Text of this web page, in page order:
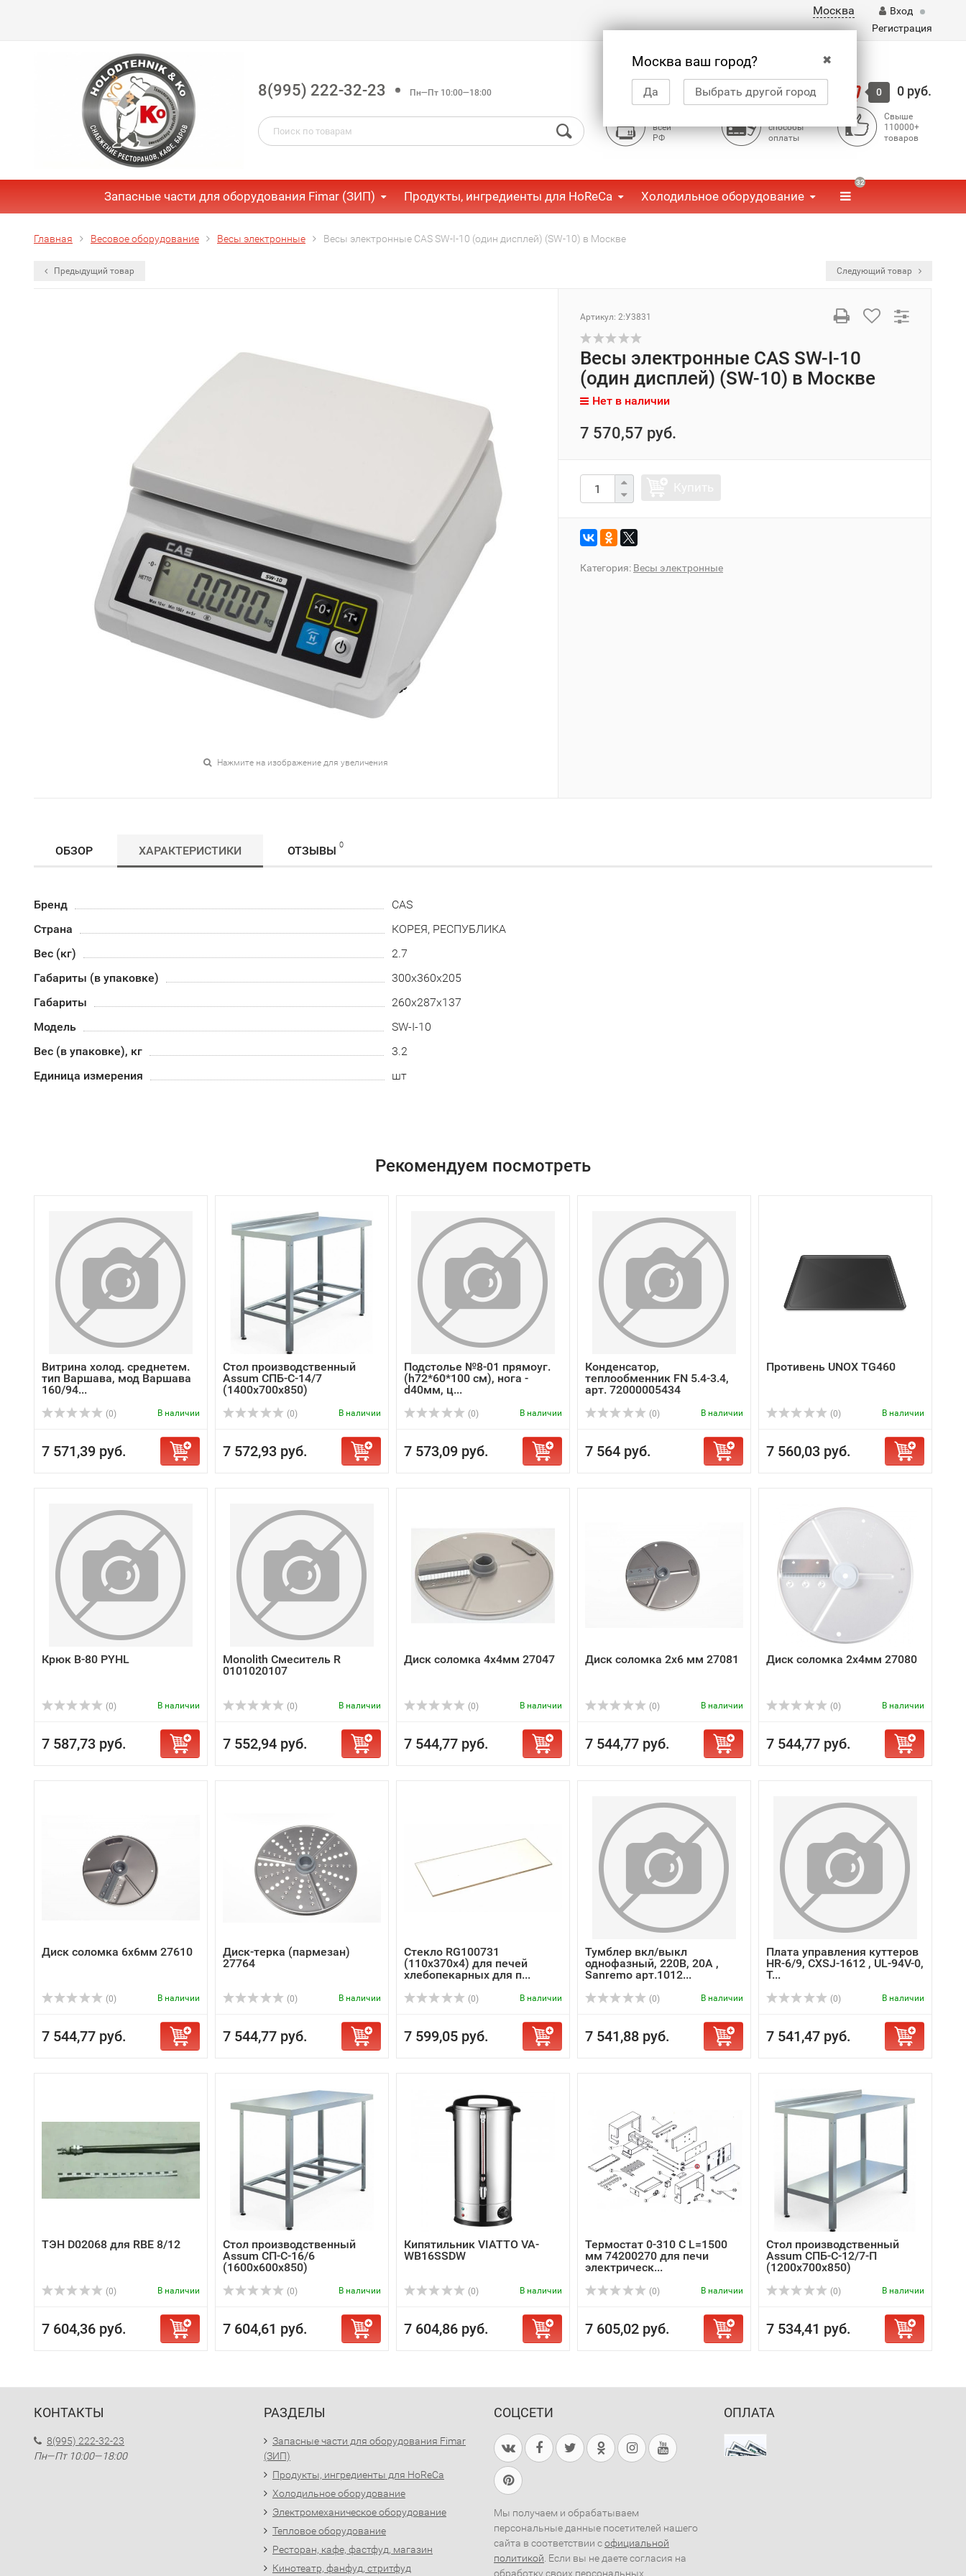
Москва
✖
Москва ваш город?
Да Выбрать другой город
Вход
Регистрация
8(995) 222-32-23 Пн—Пт 10:00—18:00 Корзина 0 0 руб.
всей
РФ
способы
оплаты
Свыше
110000+
товаров
Запасные части для оборудования Fimar (ЗИП) Продукты, ингредиенты для HoReCa Холодильное оборудование
32
Главная Весовое оборудование Весы электронные Весы электронные CAS SW-I-10 (один дисплей) (SW-10) в Москве
Предыдущий товар Следующий товар
Нажмите на изображение для увеличения
Артикул: 2:У3831
Весы электронные CAS SW-I-10
(один дисплей) (SW-10) в Москве
Нет в наличии
7 570,57 руб.
Категория: Весы электронные
ОБЗОР ХАРАКТЕРИСТИКИ ОТЗЫВЫ 0
Бренд
CAS
Страна
КОРЕЯ, РЕСПУБЛИКА
Вес (кг)
2.7
Габариты (в упаковке)
300х360х205
Габариты
260х287х137
Модель
SW-I-10
Вес (в упаковке), кг
3.2
Единица измерения
шт
Рекомендуем посмотреть
Витрина холод. среднетем.
тип Варшава, мод Варшава
160/94...
(0) В наличии
7 571,39 руб.
Стол производственный
Assum СПБ-С-14/7
(1400х700х850)
(0) В наличии
7 572,93 руб.
Подстолье №8-01 прямоуг.
(h72*60*100 см), нога -
d40мм, ц...
(0) В наличии
7 573,09 руб.
Конденсатор,
теплообменник FN 5.4-3.4,
арт. 72000005434
(0) В наличии
7 564 руб.
Противень UNOX TG460
(0) В наличии
7 560,03 руб.
Крюк В-80 PYHL
(0) В наличии
7 587,73 руб.
Monolith Смеситель R
0101020107
(0) В наличии
7 552,94 руб.
Диск соломка 4х4мм 27047
(0) В наличии
7 544,77 руб.
Диск соломка 2х6 мм 27081
(0) В наличии
7 544,77 руб.
Диск соломка 2х4мм 27080
(0) В наличии
7 544,77 руб.
Диск соломка 6х6мм 27610
(0) В наличии
7 544,77 руб.
Диск-терка (пармезан)
27764
(0) В наличии
7 544,77 руб.
Стекло RG100731
(110x370x4) для печей
хлебопекарных для п...
(0) В наличии
7 599,05 руб.
Тумблер вкл/выкл
однофазный, 220В, 20А ,
Sanremo арт.1012...
(0) В наличии
7 541,88 руб.
Плата управления куттеров
HR-6/9, CXSJ-1612 , UL-94V-0,
T...
(0) В наличии
7 541,47 руб.
ТЭН D02068 для RBE 8/12
(0) В наличии
7 604,36 руб.
Стол производственный
Assum СП-С-16/6
(1600х600х850)
(0) В наличии
7 604,61 руб.
Кипятильник VIATTO VA-
WB16SSDW
(0) В наличии
7 604,86 руб.
Термостат 0-310 С L=1500
мм 74200270 для печи
электрическ...
(0) В наличии
7 605,02 руб.
Стол производственный
Assum СПБ-С-12/7-П
(1200х700х850)
(0) В наличии
7 534,41 руб.
КОНТАКТЫ
8(995) 222-32-23
Пн—Пт 10:00—18:00
РАЗДЕЛЫ
Запасные части для оборудования Fimar
(ЗИП)
Продукты, ингредиенты для HoReCa
Холодильное оборудование
Электромеханическое оборудование
Тепловое оборудование
Ресторан, кафе, фастфуд, магазин
Кинотеатр, фанфуд, стритфуд
СОЦСЕТИ
Мы получаем и обрабатываем
персональные данные посетителей нашего
сайта в соответствии софициальной
политикой . Если вы не даете согласия на
обработку своих персональных
ОПЛАТА